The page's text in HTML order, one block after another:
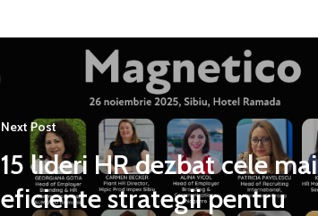
Next Post
15 lideri HR dezbat cele mai
eficiente strategii pentru